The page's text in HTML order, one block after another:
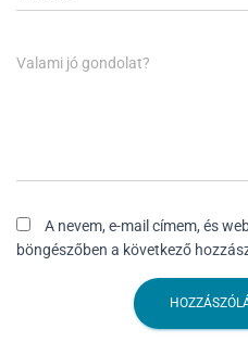
Valami jó gondolat?
A nevem, e-mail címem, és
böngészőben a következő